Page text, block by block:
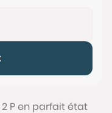
P en parfait état